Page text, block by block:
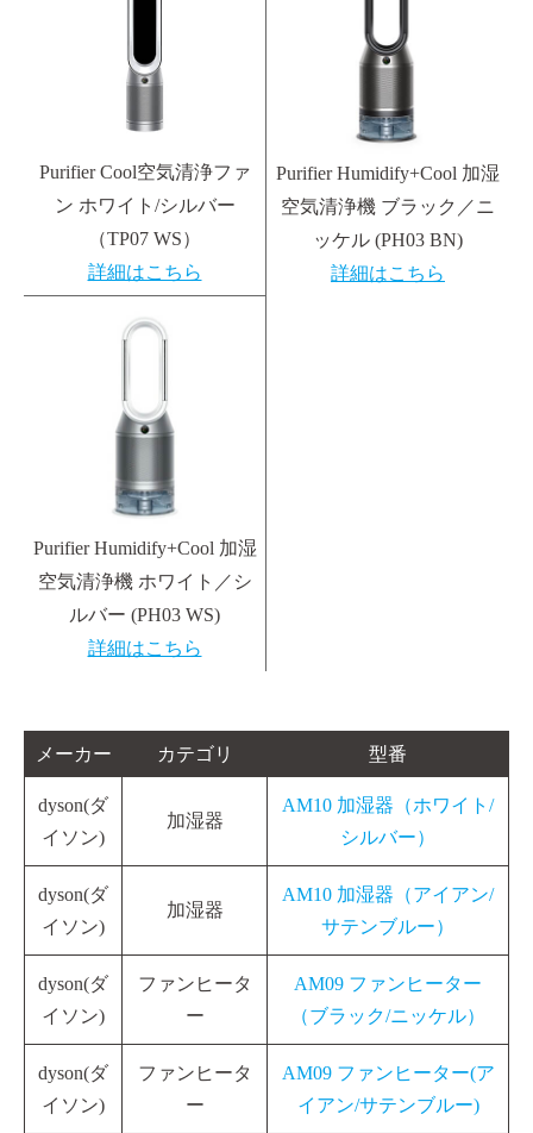
Purifier Cool空気清浄ファ
ン ホワイト/シルバー
（TP07 WS）
詳細はこちら
Purifier Humidify+Cool 加湿
空気清浄機 ブラック／ニ
ッケル (PH03 BN)
詳細はこちら
Purifier Humidify+Cool 加湿
空気清浄機 ホワイト／シ
ルバー (PH03 WS)
詳細はこちら
メーカー カテゴリ 型番
dyson(ダ
イソン)
加湿器
AM10 加湿器（ホワイト/
シルバー）
dyson(ダ
イソン)
加湿器
AM10 加湿器（アイアン/
サテンブルー）
dyson(ダ
イソン)
ファンヒータ
ー
AM09 ファンヒーター
（ブラック/ニッケル）
dyson(ダ
イソン)
ファンヒータ
ー
AM09 ファンヒーター(ア
イアン/サテンブルー)